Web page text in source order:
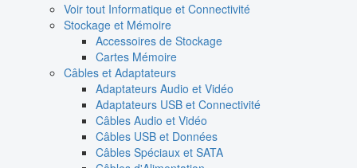
Voir tout Informatique et Connectivité
Stockage et Mémoire
Accessoires de Stockage
Cartes Mémoire
Câbles et Adaptateurs
Adaptateurs Audio et Vidéo
Adaptateurs USB et Connectivité
Câbles Audio et Vidéo
Câbles USB et Données
Câbles Spéciaux et SATA